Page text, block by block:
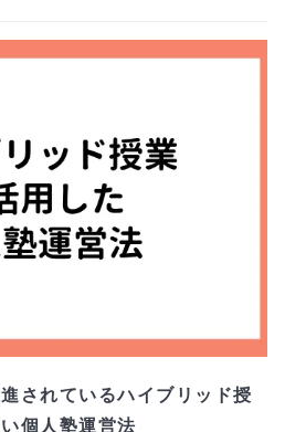
されているハイブリッド授
個人塾運営法